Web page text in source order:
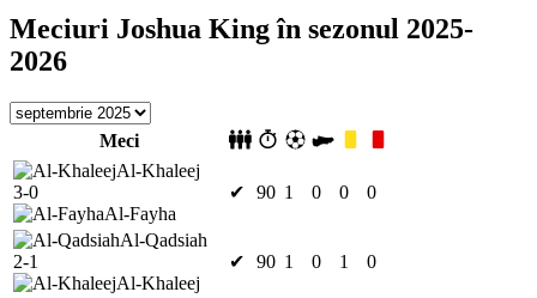
Meciuri Joshua King în sezonul 2025-
2026
Meci
Al-Khaleej
3-0
Al-Fayha
✔ 90 1 0 0 0
Al-Qadsiah
2-1
Al-Khaleej
✔ 90 1 0 1 0